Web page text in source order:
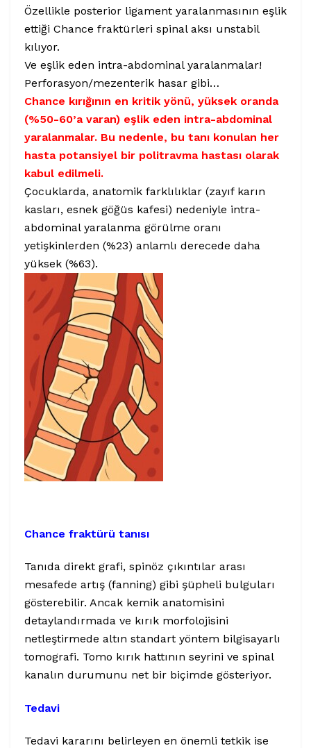
Özellikle posterior ligament yaralanmasının eşlik
ettiği Chance fraktürleri spinal aksı unstabil
kılıyor.
Ve eşlik eden intra-abdominal yaralanmalar!
Perforasyon/mezenterik hasar gibi…
Chance kırığının en kritik yönü, yüksek oranda
(%50-60’a varan) eşlik eden intra-abdominal
yaralanmalar. Bu nedenle, bu tanı konulan her
hasta potansiyel bir politravma hastası olarak
kabul edilmeli.
Çocuklarda, anatomik farklılıklar (zayıf karın
kasları, esnek göğüs kafesi) nedeniyle intra-
abdominal yaralanma görülme oranı
yetişkinlerden (%23) anlamlı derecede daha
yüksek (%63).
Chance fraktürü tanısı
Tanıda direkt grafi, spinöz çıkıntılar arası
mesafede artış (fanning) gibi şüpheli bulguları
gösterebilir. Ancak kemik anatomisini
detaylandırmada ve kırık morfolojisini
netleştirmede altın standart yöntem bilgisayarlı
tomografi. Tomo kırık hattının seyrini ve spinal
kanalın durumunu net bir biçimde gösteriyor.
Tedavi
Tedavi kararını belirleyen en önemli tetkik ise